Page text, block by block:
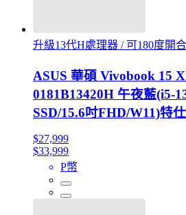
升級13代H處理器 / 可180度開合
ASUS 華碩 Vivobook 15
0181B13420H 午夜藍(i5-
SSD/15.6吋FHD/W11)特仕
$27,999
$33,999
P幣